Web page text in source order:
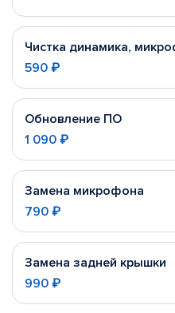
Чистка динамика,
590 ₽
Обновление ПО
1 090 ₽
Замена микрофона
790 ₽
Замена задней крышки
990 ₽